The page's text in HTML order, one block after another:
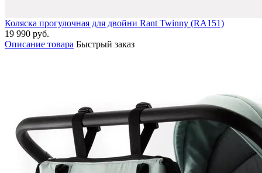
Коляска прогулочная для двойни Rant Twinny (RA151)
19 990 руб.
Описание товара Быстрый заказ